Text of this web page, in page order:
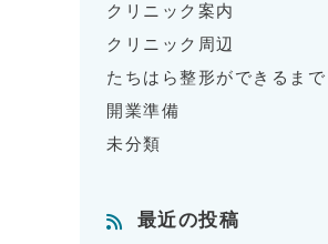
クリニック案内
クリニック周辺
たちはら整形ができるまで
開業準備
未分類
最近の投稿